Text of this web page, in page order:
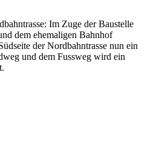
Im Zuge der Baustelle
dem ehemaligen Bahnhof
der Nordbahntrasse nun ein
und dem Fussweg wird ein